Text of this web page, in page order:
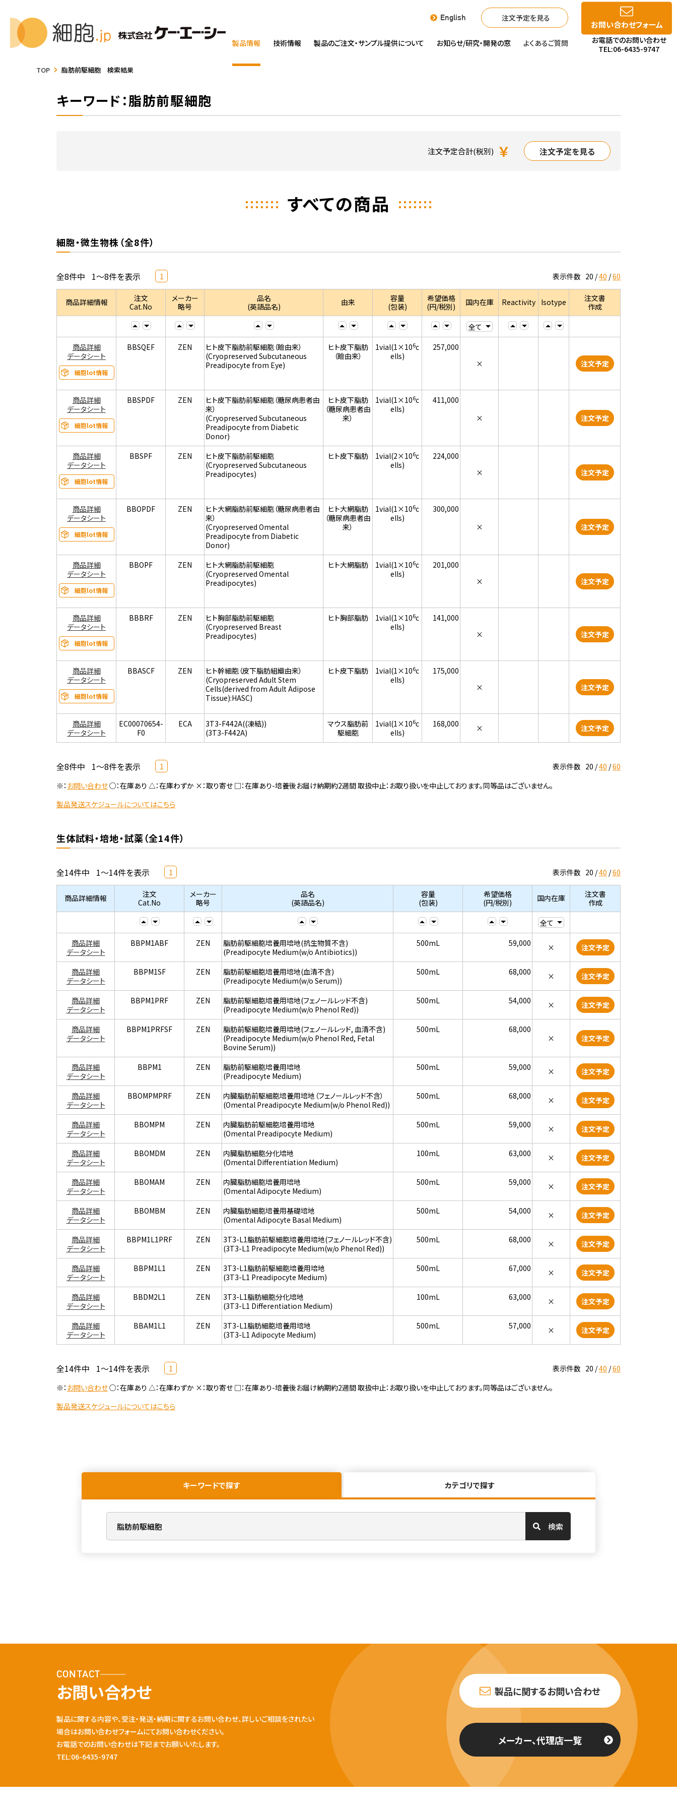
English 注文予定を見る
製品情報 技術情報 製品のご注文・サンプル提供について お知らせ/研究・開発の窓 よくあるご質問
お問い合わせフォーム
お電話でのお問い合わせ
TEL:06-6435-9747
TOP 脂肪前駆細胞 検索結果
キーワード：脂肪前駆細胞
注文予定合計(税別) ￥ 注文予定を見る
すべての商品
細胞・微生物株（全8件）
全8件中 1～8件を表示 1 表示件数 20 40 60
商品詳細情報
注文
Cat.No
メーカー
略号
品名
(英語品名)
由来
容量
(包装)
希望価格
(円/税別)
国内在庫 Reactivity Isotype
注文書
作成
商品詳細
データシート
細胞lot情報
BBSQEF ZEN
ヒト皮下脂肪前駆細胞（瞼由来）
(Cryopreserved Subcutaneous
Preadipocyte from Eye)
ヒト皮下脂肪
（瞼由来）
1vial(1×106c
ells)
257,000
×
注文予定
商品詳細
データシート
細胞lot情報
BBSPDF ZEN
ヒト皮下脂肪前駆細胞（糖尿病患者由
来）
(Cryopreserved Subcutaneous
Preadipocyte from Diabetic
Donor)
ヒト皮下脂肪
（糖尿病患者由
来）
1vial(1×106c
ells)
411,000
×
注文予定
商品詳細
データシート
細胞lot情報
BBSPF ZEN
ヒト皮下脂肪前駆細胞
(Cryopreserved Subcutaneous
Preadipocytes)
ヒト皮下脂肪 1vial(2×106c
ells)
224,000
×
注文予定
商品詳細
データシート
細胞lot情報
BBOPDF ZEN
ヒト大網脂肪前駆細胞（糖尿病患者由
来）
(Cryopreserved Omental
Preadipocyte from Diabetic
Donor)
ヒト大網脂肪
（糖尿病患者由
来）
1vial(1×106c
ells)
300,000
×
注文予定
商品詳細
データシート
細胞lot情報
BBOPF ZEN
ヒト大網脂肪前駆細胞
(Cryopreserved Omental
Preadipocytes)
ヒト大網脂肪 1vial(1×106c
ells)
201,000
×
注文予定
商品詳細
データシート
細胞lot情報
BBBRF ZEN
ヒト胸部脂肪前駆細胞
(Cryopreserved Breast
Preadipocytes)
ヒト胸部脂肪 1vial(1×106c
ells)
141,000
×
注文予定
商品詳細
データシート
細胞lot情報
BBASCF ZEN
ヒト幹細胞（皮下脂肪組織由来）
(Cryopreserved Adult Stem
Cells(derived from Adult Adipose
Tissue):HASC)
ヒト皮下脂肪 1vial(1×106c
ells)
175,000
×
注文予定
商品詳細
データシート
EC00070654-
F0
ECA
3T3-F442A((凍結))
(3T3-F442A)
マウス脂肪前
駆細胞
1vial(1×106c
ells)
168,000 × 注文予定
全8件中 1～8件を表示 1 表示件数 20 40 60
※： お問い合わせ○：在庫あり △：在庫わずか ×：取り寄せ □：在庫あり-培養後お届け納期約2週間 取扱中止：お取り扱いを中止しております。同等品はございません。
製品発送スケジュールについてはこちら
生体試料・培地・試薬（全14件）
全14件中 1～14件を表示 1 表示件数 20 40 60
商品詳細情報
注文
Cat.No
メーカー
略号
品名
(英語品名)
容量
(包装)
希望価格
(円/税別)
国内在庫
注文書
作成
商品詳細
データシート
BBPM1ABF ZEN
脂肪前駆細胞培養用培地(抗生物質不含)
(Preadipocyte Medium(w/o Antibiotics))
500mL 59,000 × 注文予定
商品詳細
データシート
BBPM1SF ZEN
脂肪前駆細胞培養用培地(血清不含)
(Preadipocyte Medium(w/o Serum))
500mL 68,000 × 注文予定
商品詳細
データシート
BBPM1PRF ZEN
脂肪前駆細胞培養用培地(フェノールレッド不含)
(Preadipocyte Medium(w/o Phenol Red))
500mL 54,000 × 注文予定
商品詳細
データシート
BBPM1PRFSF ZEN
脂肪前駆細胞培養用培地(フェノールレッド, 血清不含)
(Preadipocyte Medium(w/o Phenol Red, Fetal
Bovine Serum))
500mL
68,000
×
注文予定
商品詳細
データシート
BBPM1 ZEN
脂肪前駆細胞培養用培地
(Preadipocyte Medium)
500mL 59,000 × 注文予定
商品詳細
データシート
BBOMPMPRF ZEN
内臓脂肪前駆細胞培養用培地（フェノールレッド不含）
(Omental Preadipocyte Medium(w/o Phenol Red))
500mL 68,000 × 注文予定
商品詳細
データシート
BBOMPM ZEN
内臓脂肪前駆細胞培養用培地
(Omental Preadipocyte Medium)
500mL 59,000 × 注文予定
商品詳細
データシート
BBOMDM ZEN
内臓脂肪細胞分化培地
(Omental Differentiation Medium)
100mL 63,000 × 注文予定
商品詳細
データシート
BBOMAM ZEN
内臓脂肪細胞培養用培地
(Omental Adipocyte Medium)
500mL 59,000 × 注文予定
商品詳細
データシート
BBOMBM ZEN
内臓脂肪細胞培養用基礎培地
(Omental Adipocyte Basal Medium)
500mL 54,000 × 注文予定
商品詳細
データシート
BBPM1L1PRF ZEN
3T3-L1脂肪前駆細胞培養用培地(フェノールレッド不含)
(3T3-L1 Preadipocyte Medium(w/o Phenol Red))
500mL 68,000 × 注文予定
商品詳細
データシート
BBPM1L1 ZEN
3T3-L1脂肪前駆細胞培養用培地
(3T3-L1 Preadipocyte Medium)
500mL 67,000 × 注文予定
商品詳細
データシート
BBDM2L1 ZEN
3T3-L1脂肪細胞分化培地
(3T3-L1 Differentiation Medium)
100mL 63,000 × 注文予定
商品詳細
データシート
BBAM1L1 ZEN
3T3-L1脂肪細胞培養用培地
(3T3-L1 Adipocyte Medium)
500mL 57,000 × 注文予定
全14件中 1～14件を表示 1 表示件数 20 40 60
※： お問い合わせ○：在庫あり △：在庫わずか ×：取り寄せ □：在庫あり-培養後お届け納期約2週間 取扱中止：お取り扱いを中止しております。同等品はございません。
製品発送スケジュールについてはこちら
キーワードで探す カテゴリで探す
検索
CONTACT
お問い合わせ
製品に関する内容や、受注・発送・納期に関するお問い合わせ、詳しいご相談をされたい
場合はお問い合わせフォームにてお問い合わせください。
お電話でのお問い合わせは下記までお願いいたします。
TEL:06-6435-9747
製品に関するお問い合わせ
メーカー、代理店一覧